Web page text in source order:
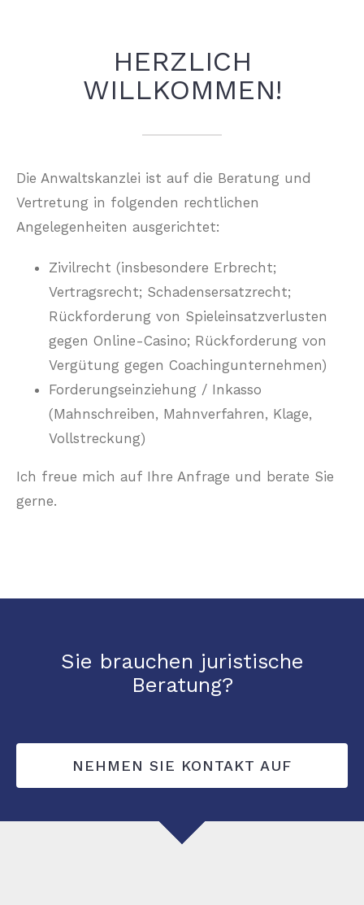
HERZLICH
WILLKOMMEN!
Die Anwaltskanzlei ist auf die Beratung und
Vertretung in folgenden rechtlichen
Angelegenheiten ausgerichtet:
Zivilrecht (insbesondere Erbrecht;
Vertragsrecht; Schadensersatzrecht;
Rückforderung von Spieleinsatzverlusten
gegen Online-Casino; Rückforderung von
Vergütung gegen Coachingunternehmen)
Forderungseinziehung / Inkasso
(Mahnschreiben, Mahnverfahren, Klage,
Vollstreckung)
Ich freue mich auf Ihre Anfrage und berate Sie
gerne.
Sie brauchen juristische
Beratung?
NEHMEN SIE KONTAKT AUF